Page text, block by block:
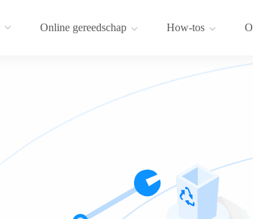
Online gereedschap How-tos